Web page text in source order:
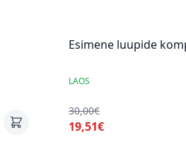
Esimene luupide
LAOS
30,00€
19,51€